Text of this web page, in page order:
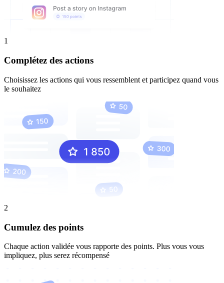
1
Complétez des actions
Choisissez les actions qui vous ressemblent et participez quand vous
le souhaitez
2
Cumulez des points
Chaque action validée vous rapporte des points. Plus vous vous
impliquez, plus serez récompensé